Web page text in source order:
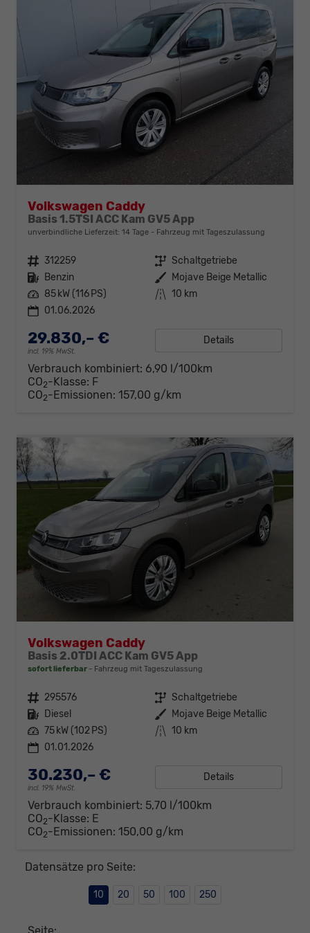
Volkswagen Caddy
Basis 1.5TSI ACC Kam GV5 App
unverbindliche Lieferzeit: 14 Tage Fahrzeug mit Tageszulassung
Fahrzeugnr. 312259 Getriebe Schaltgetriebe
Kraftstoff Benzin Außenfarbe Mojave Beige Metallic
Leistung 85 kW (116 PS) Kilometerstand 10 km
01.06.2026
29.830,– €
incl. 19% MwSt.
Details
Verbrauch kombiniert: 6,90 l/100km
CO2-Klasse: F
CO2-Emissionen: 157,00 g/km
Volkswagen Caddy
Basis 2.0TDI ACC Kam GV5 App
sofort lieferbar Fahrzeug mit Tageszulassung
Fahrzeugnr. 295576 Getriebe Schaltgetriebe
Kraftstoff Diesel Außenfarbe Mojave Beige Metallic
Leistung 75 kW (102 PS) Kilometerstand 10 km
01.01.2026
30.230,– €
incl. 19% MwSt.
Details
Verbrauch kombiniert: 5,70 l/100km
CO2-Klasse: E
CO2-Emissionen: 150,00 g/km
Datensätze pro Seite:
10 20 50 100 250